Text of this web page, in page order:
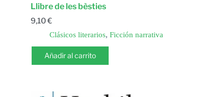
Llibre de les bèsties
9,10€
Clásicos literarios, Ficción narrativa
Añadir al carrito